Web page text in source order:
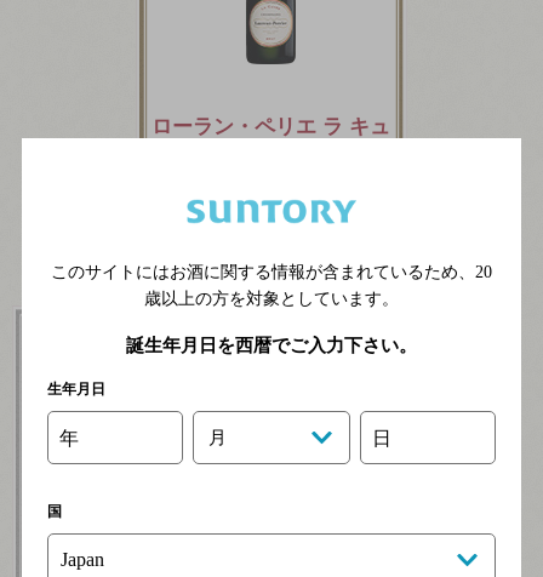
ローラン・ペリエ ラ キュ
このサイトにはお酒に関する情報が含まれているため、 20
歳以上の方を対象としています。
誕生年月日を西暦でご入力下さい。
生年月日
年 月 日
国